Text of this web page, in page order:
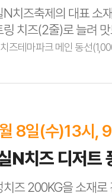
따라 가족 별 피자 만들기
음
먼스 진행
N치즈축제의 대표 소
링 치즈(2줄)로 늘려
즈테마파크 메인 동선
미터 2줄)
색 상의 드레스코드 복
8일(수)13시,
N치즈 디저트
치즈 200KG을 소재로